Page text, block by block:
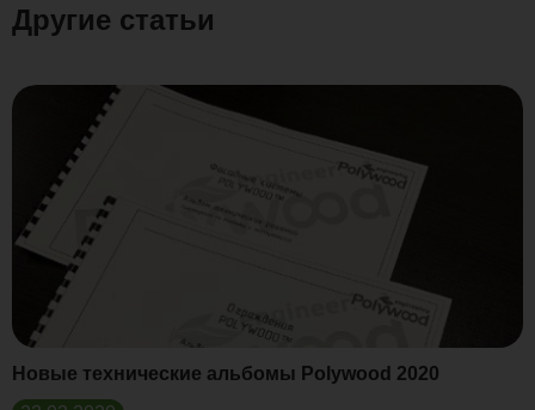
Другие статьи
Новые технические альбомы Polywood 2020